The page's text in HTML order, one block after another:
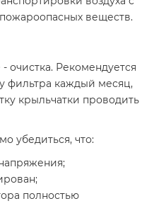
веществ.
очистка. Рекомендуется
фильтра каждый месяц,
крыльчатки проводить
убедиться, что:
полностью